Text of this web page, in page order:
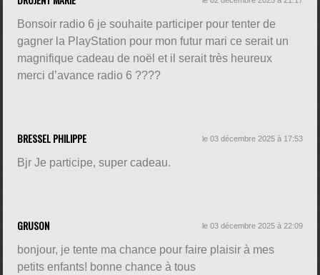
Bonsoir radio 6 je souhaite participer pour tenter de
gagner la PlayStation pour mon futur mari ce serait un
magnifique cadeau de noël et il serait très heureux
merci d’avance radio 6 ????
BRESSEL PHILIPPE le 03 décembre 2025 à 17:53
Bjr Je participe, super cadeau.
GRUSON le 03 décembre 2025 à 22:09
bonjour, je tente ma chance pour faire plaisir à mes
petits enfants! bonne chance à tous